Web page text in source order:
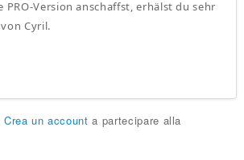
PRO-Version anschaffst, erhälst du sehr
Cyril.
Crea un account a partecipare alla